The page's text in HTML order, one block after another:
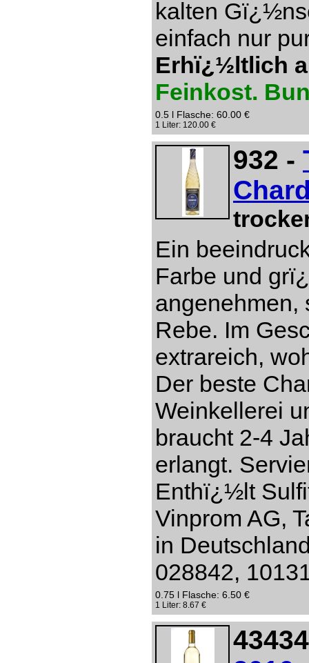
kalten
einfach nur
Erhï¿½ltlich
Feinkost.
0.5 l Flasche: 60.00 €
1 Liter: 120.00 €
932 -
Ein
Farbe und
angenehmen,
Rebe. Im
extrareich,
Der beste
Weinkellerei
braucht 2-4
erlangt.
Enthï¿½lt
Vinprom AG,
in
028842,
0.75 l Flasche: 6.50 €
1 Liter: 8.67 €